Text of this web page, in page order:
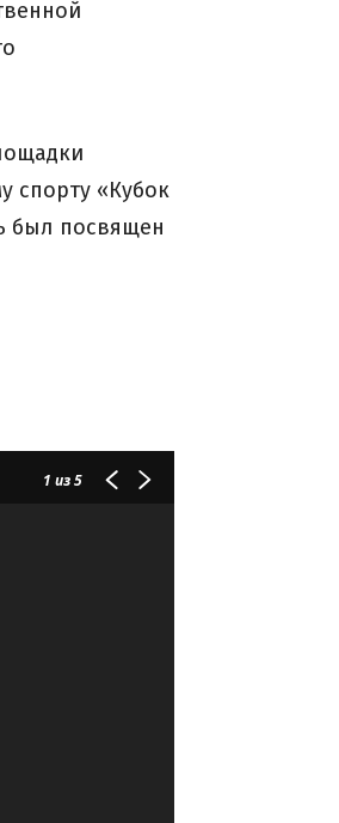
спорту «Кубок
был посвящен
1 из 5